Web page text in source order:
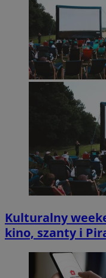
Kulturalny
kino, szanty i